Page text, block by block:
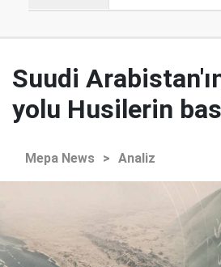
Suudi
yolu Husilerin
Mepa News > Analiz